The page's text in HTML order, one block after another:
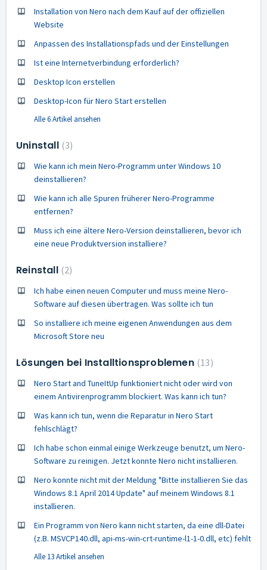
Installation von Nero nach dem Kauf auf der offiziellen
Website
Anpassen des Installationspfads und der Einstellungen
Ist eine Internetverbindung erforderlich?
Desktop Icon erstellen
Desktop-Icon für Nero Start erstellen
Alle 6 Artikel ansehen
Uninstall 3
Wie kann ich mein Nero-Programm unter Windows 10
deinstallieren?
Wie kann ich alle Spuren früherer Nero-Programme
entfernen?
Muss ich eine ältere Nero-Version deinstallieren, bevor ich
eine neue Produktversion installiere?
Reinstall 2
Ich habe einen neuen Computer und muss meine Nero-
Software auf diesen übertragen. Was sollte ich tun
So installiere ich meine eigenen Anwendungen aus dem
Microsoft Store neu
Lösungen bei Installtionsproblemen 13
Nero Start and TuneItUp funktioniert nicht oder wird von
einem Antivirenprogramm blockiert. Was kann ich tun?
Was kann ich tun, wenn die Reparatur in Nero Start
fehlschlägt?
Ich habe schon einmal einige Werkzeuge benutzt, um Nero-
Software zu reinigen. Jetzt konnte Nero nicht installieren.
Nero konnte nicht mit der Meldung "Bitte installieren Sie das
Windows 8.1 April 2014 Update" auf meinem Windows 8.1
installieren.
Ein Programm von Nero kann nicht starten, da eine dll-Datei
(z.B. MSVCP140.dll, api-ms-win-crt-runtime-l1-1-0.dll, etc) fehlt
Alle 13 Artikel ansehen